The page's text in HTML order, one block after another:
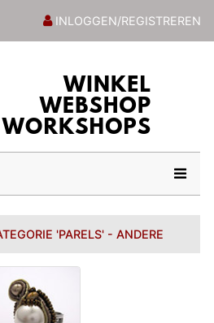
INLOGGEN/REGISTREREN
'PARELS' - ANDERE